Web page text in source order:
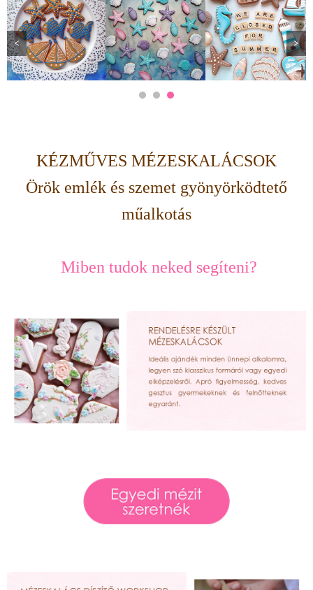
< >
KÉZMŰVES MÉZESKALÁCSOK
Örök emlék és szemet gyönyörködtető
műalkotás
Miben tudok neked segíteni?